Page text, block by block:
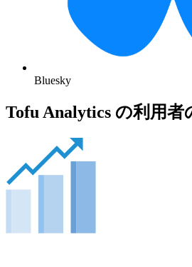
Bluesky
Tofu Analytics の利用者